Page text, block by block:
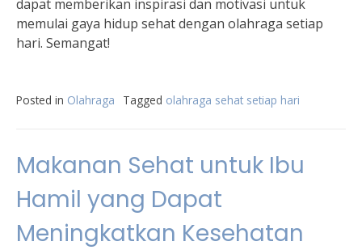
dapat memberikan inspirasi dan motivasi untuk
memulai gaya hidup sehat dengan olahraga setiap
hari. Semangat!
Posted in Olahraga Tagged olahraga sehat setiap hari
Makanan Sehat untuk Ibu
Hamil yang Dapat
Meningkatkan Kesehatan